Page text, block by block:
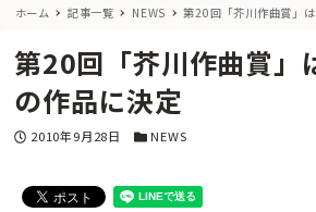
ホーム 記事一覧 NEWS 第20回「芥川作曲賞」
第20回「芥川作曲賞」
の作品に決定
投稿日
2010年9月28日 カテゴリー
NEWS